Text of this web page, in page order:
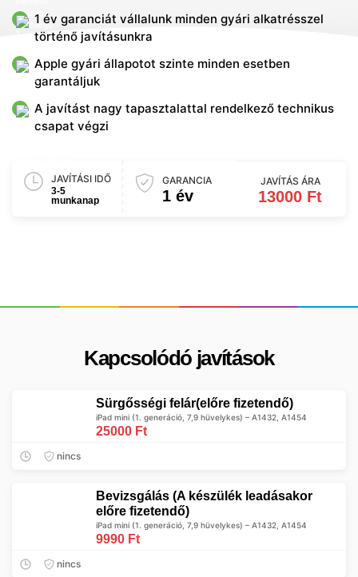
1 év garanciát vállalunk minden gyári alkatrésszel
történő javításunkra
Apple gyári állapotot szinte minden esetben
garantáljuk
A javítást nagy tapasztalattal rendelkező technikus
csapat végzi
JAVÍTÁSI IDŐ
3-5
munkanap
GARANCIA
1 év
JAVÍTÁS ÁRA
13000 Ft
Kapcsolódó javítások
Sürgősségi felár(előre fizetendő)
iPad mini (1. generáció, 7,9 hüvelykes) – A1432, A1454
25000 Ft
nincs
Bevizsgálás (A készülék leadásakor
előre fizetendő)
iPad mini (1. generáció, 7,9 hüvelykes) – A1432, A1454
9990 Ft
nincs